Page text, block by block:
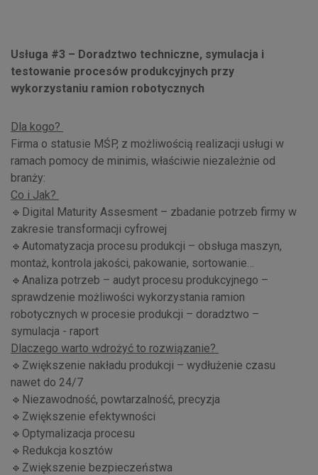
Usługa #3 – Doradztwo techniczne, symulacja i
testowanie procesów produkcyjnych przy
wykorzystaniu ramion robotycznych
Dla kogo?
Firma o statusie MŚP, z możliwością realizacji usługi w
ramach pomocy de minimis, właściwie niezależnie od
branży:
Co i Jak?
🔹Digital Maturity Assesment – zbadanie potrzeb firmy w
zakresie transformacji cyfrowej
🔹Automatyzacja procesu produkcji – obsługa maszyn,
montaż, kontrola jakości, pakowanie, sortowanie…
🔹Analiza potrzeb – audyt procesu produkcyjnego –
sprawdzenie możliwości wykorzystania ramion
robotycznych w procesie produkcji – doradztwo –
symulacja - raport
Dlaczego warto wdrożyć to rozwiązanie?
🔹Zwiększenie nakładu produkcji – wydłużenie czasu
nawet do 24/7
🔹Niezawodność, powtarzalność, precyzja
🔹Zwiększenie efektywności
🔹Optymalizacja procesu
🔹Redukcja kosztów
🔹Zwiększenie bezpieczeństwa